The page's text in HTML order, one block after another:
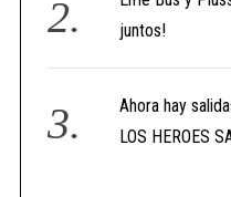
juntos!
Ahora hay
LOS HEROES